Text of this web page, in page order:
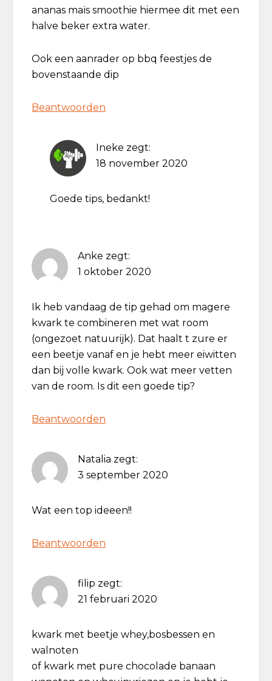
ananas maïs smoothie hiermee dit met een
halve beker extra water.
Ook een aanrader op bbq feestjes de
bovenstaande dip
Beantwoorden
Ineke zegt:
18 november 2020
Goede tips, bedankt!
Anke zegt:
1 oktober 2020
Ik heb vandaag de tip gehad om magere
kwark te combineren met wat room
(ongezoet natuurijk). Dat haalt t zure er
een beetje vanaf en je hebt meer eiwitten
dan bij volle kwark. Ook wat meer vetten
van de room. Is dit een goede tip?
Beantwoorden
Natalia zegt:
3 september 2020
Wat een top ideeen!!
Beantwoorden
filip zegt:
21 februari 2020
kwark met beetje whey,bosbessen en
walnoten
of kwark met pure chocolade banaan